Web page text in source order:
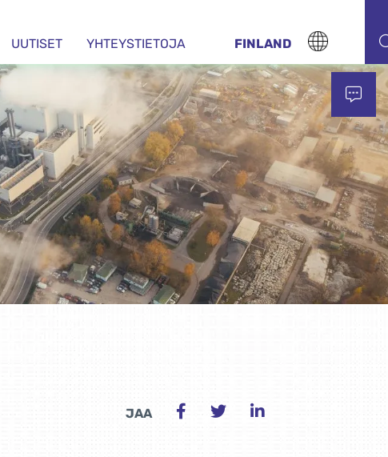
UUTISET YHTEYSTIETOJA FINLAND
JAA